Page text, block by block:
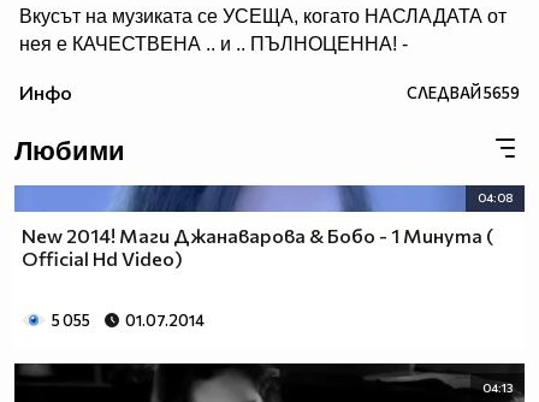
Вкусът на музиката се УСЕЩА, когато НАСЛАДАТА от
нея е КАЧЕСТВЕНА .. и .. ПЪЛНОЦЕННА! -
( ако желаеш да получиш нещо, което ще слушаш с
Инфо СЛЕДВАЙ5659
Любими
04:08
New 2014! Маги Джанаварова & Бобо - 1 Минута (
Official Hd Video)
5 055 01.07.2014
04:13